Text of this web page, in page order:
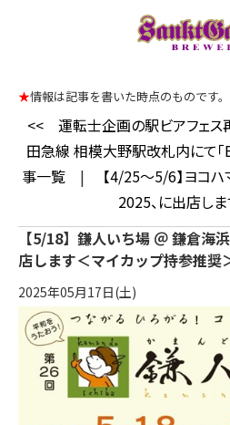
★情報は記事を書いた時点のものです。
<<
運転士企画の駅ビアフェス
田急線 相模大野駅改札内にて「
事一覧 |
【4/25～5/6】ヨコハ
2025、に出店し
【5/18】鎌人いち場 ＠ 鎌倉海
店します＜マイカップ持参推奨
2025年05月17日(土)